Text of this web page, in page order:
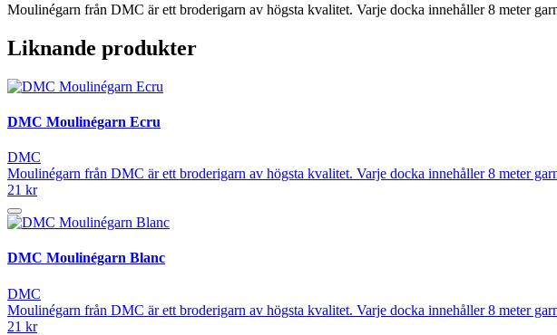
Moulinégarn från DMC är ett broderigarn av högsta kvalitet. Varje docka innehåller 8 meter
Liknande produkter
DMC Moulinégarn Ecru
DMC
Moulinégarn från DMC är ett broderigarn av högsta kvalitet. Varje docka innehåller 8 meter
21 kr
DMC Moulinégarn Blanc
DMC
Moulinégarn från DMC är ett broderigarn av högsta kvalitet. Varje docka innehåller 8 meter
21 kr